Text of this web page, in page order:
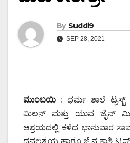
By Suddi9
SEP 28, 2021
ಮುಂಬಯಿ : ಧರ್ಮ ಶಾಲೆ
ಮಿಲನ್ ಮತ್ತು ಯುವ ಜೈನ್
ಆಶ್ರಯದಲ್ಲಿ ಕಳೆದ ಭಾನುವಾರ